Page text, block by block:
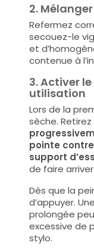
2.
Refermez
secouez-le
et
contenue à
3. Activer
utilisation
Lors de la
sèche.
pointe
support
de faire
Dès que la
d’appuyer.
prolongée
excessive de
stylo.